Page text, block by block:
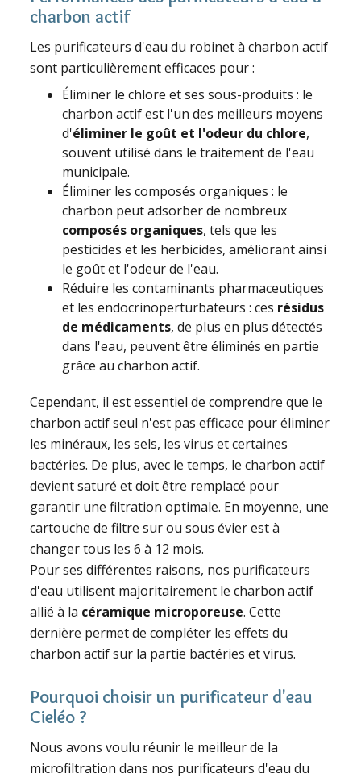
charbon actif
Les purificateurs d'eau du robinet à charbon actif
sont particulièrement efficaces pour :
Éliminer le chlore et ses sous-produits : le
charbon actif est l'un des meilleurs moyens
d'éliminer le goût et l'odeur du chlore,
souvent utilisé dans le traitement de l'eau
municipale.
Éliminer les composés organiques : le
charbon peut adsorber de nombreux
composés organiques, tels que les
pesticides et les herbicides, améliorant ainsi
le goût et l'odeur de l'eau.
Réduire les contaminants pharmaceutiques
et les endocrinoperturbateurs : ces résidus
de médicaments, de plus en plus détectés
dans l'eau, peuvent être éliminés en partie
grâce au charbon actif.
Cependant, il est essentiel de comprendre que le
charbon actif seul n'est pas efficace pour éliminer
les minéraux, les sels, les virus et certaines
bactéries. De plus, avec le temps, le charbon actif
devient saturé et doit être remplacé pour
garantir une filtration optimale. En moyenne, une
cartouche de filtre sur ou sous évier est à
changer tous les 6 à 12 mois.
Pour ses différentes raisons, nos purificateurs
d'eau utilisent majoritairement le charbon actif
allié à la céramique microporeuse. Cette
dernière permet de compléter les effets du
charbon actif sur la partie bactéries et virus.
Pourquoi choisir un purificateur d'eau
Cieléo ?
Nous avons voulu réunir le meilleur de la
microfiltration dans nos purificateurs d'eau du